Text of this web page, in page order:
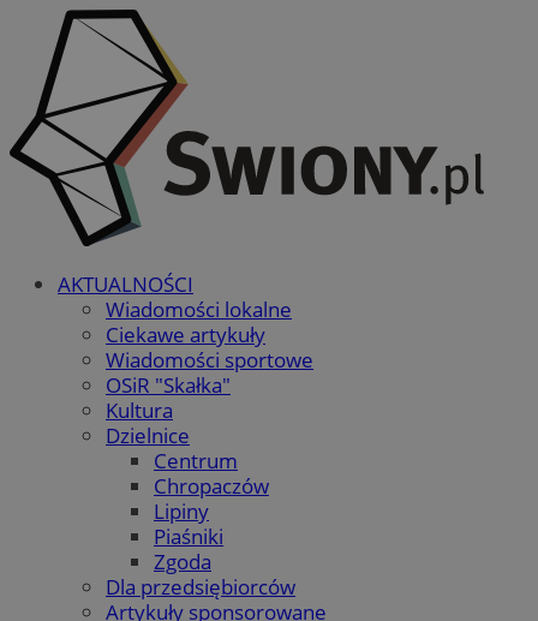
AKTUALNOŚCI
Wiadomości lokalne
Ciekawe artykuły
Wiadomości sportowe
OSiR "Skałka"
Kultura
Dzielnice
Centrum
Chropaczów
Lipiny
Piaśniki
Zgoda
Dla przedsiębiorców
Artykuły sponsorowane